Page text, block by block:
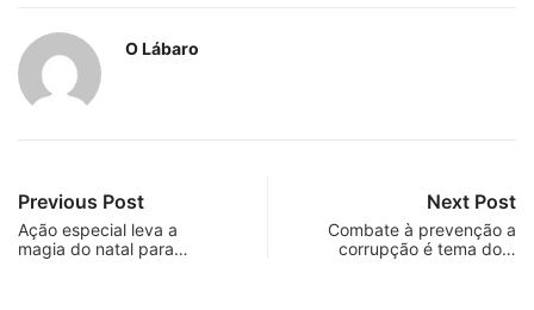
O Lábaro
Previous Post
Ação especial leva a
magia do natal para…
Next Post
Combate à prevenção a
corrupção é tema do…